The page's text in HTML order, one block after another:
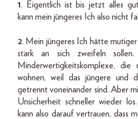
1. Eigentlich ist bis jetzt alles
kann mein jüngeres Ich also nicht
2. Mein jüngeres Ich hätte
stark an sich zweifeln
Minderwertigkeitskomplexe,
wohnen, weil das jüngere und
getrennt voneinander sind. Aber
Unsicherheit schneller wieder
kann also darauf vertrauen, dass